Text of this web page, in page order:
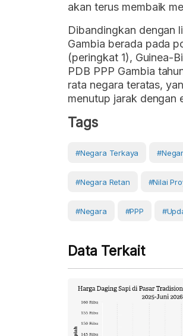
akan terus membaik
Dibandingkan dengan
Gambia berada pada
(peringkat 1), Guinea-
PDB PPP Gambia
rata negara teratas,
menutup jarak dengan
Tags
#negara Terkaya
#Negara Retan #nilai
#negara #PPP
Data Terkait